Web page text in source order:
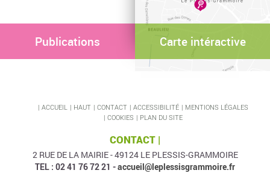
Publications Carte intéractive
ACCUEIL HAUT CONTACT ACCESSIBILITÉ
MENTIONS LÉGALES
COOKIES
PLAN DU SITE
CONTACT |
2 RUE DE LA MAIRIE - 49124 LE PLESSIS-GRAMMOIRE
TEL : 02 41 76 72 21 -accueil@leplessisgrammoire.fr